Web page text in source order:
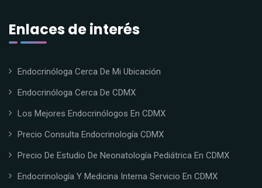
Enlaces de interés
Endocrinóloga Cerca De Mi Ubicación
Endocrinóloga Cerca De CDMX
Los Mejores Endocrinólogos En CDMX
Precio Consulta Endocrinología CDMX
Precio De Estudio De Neonatología Pediátrica En CDMX
Endocrinología Y Medicina Interna Servicio En CDMX